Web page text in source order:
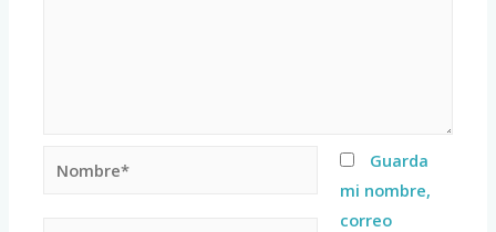
Guarda
mi nombre,
correo